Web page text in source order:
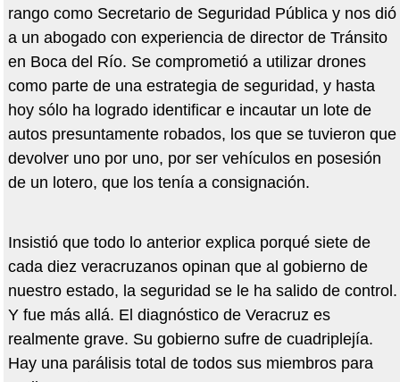
rango como Secretario de Seguridad Pública y nos dió
a un abogado con experiencia de director de Tránsito
en Boca del Río. Se comprometió a utilizar drones
como parte de una estrategia de seguridad, y hasta
hoy sólo ha logrado identificar e incautar un lote de
autos presuntamente robados, los que se tuvieron que
devolver uno por uno, por ser vehículos en posesión
de un lotero, que los tenía a consignación.
Insistió que todo lo anterior explica porqué siete de
cada diez veracruzanos opinan que al gobierno de
nuestro estado, la seguridad se le ha salido de control.
Y fue más allá. El diagnóstico de Veracruz es
realmente grave. Su gobierno sufre de cuadriplejía.
Hay una parálisis total de todos sus miembros para